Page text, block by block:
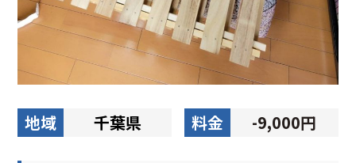
地域 千葉県 料金 -9,000円